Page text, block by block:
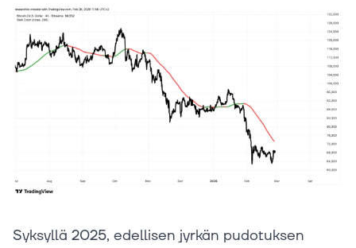
Syksyllä 2025, edellisen jyrkän pudotuksen